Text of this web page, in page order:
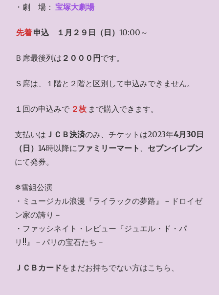
・劇 場： 宝塚大劇場
先着 申込 １月２９日（日）10:00～
Ｂ席最後列は ２０００円 です。
Ｓ席は、１階と２階と区別して申込みできません。
１回の申込みで ２枚 まで購入できます。
支払いは ＪＣＢ決済のみ、チケットは2023年4月30日
（日） 14時以降にファミリーマート 、 セブンイレブン
にて発券。
❄雪組公演
・ミュージカル浪漫『ライラックの夢路』－ドロイゼ
ン家の誇り－
・ファッシネイト・レビュー『ジュエル・ド・パ
リ!!』－パリの宝石たち－
ＪＣＢカードをまだお持ちでない方はこちら、